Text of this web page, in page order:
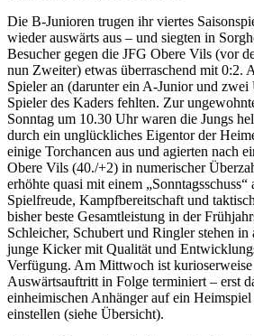
Die B-Junioren trugen ihr viertes
wieder auswärts aus – und siegten in
Besucher gegen die JFG Obere Vils (vor
nun Zweiter) etwas überraschend mit 0:2.
Spieler an (darunter ein A-Junior und
Spieler des Kaders fehlten. Zur
Sonntag um 10.30 Uhr waren die Jungs
durch ein unglückliches Eigentor der
einige Torchancen aus und agierten nach
Obere Vils (40./+2) in numerischer
erhöhte quasi mit einem
Spielfreude, Kampfbereitschaft und
bisher beste Gesamtleistung in der
Schleicher, Schubert und Ringler stehen
junge Kicker mit Qualität und
Verfügung. Am Mittwoch ist
Auswärtsauftritt in Folge terminiert – erst
einheimischen Anhänger auf ein
einstellen (siehe Übersicht).